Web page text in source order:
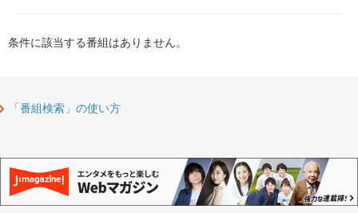
条件に該当する番組はありません。
「番組検索」の使い方